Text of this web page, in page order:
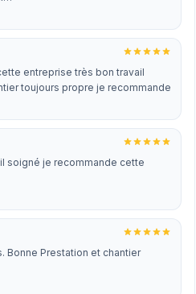
entreprise très bon travail
toujours propre je recommande
soigné je recommande cette
Bonne Prestation et chantier